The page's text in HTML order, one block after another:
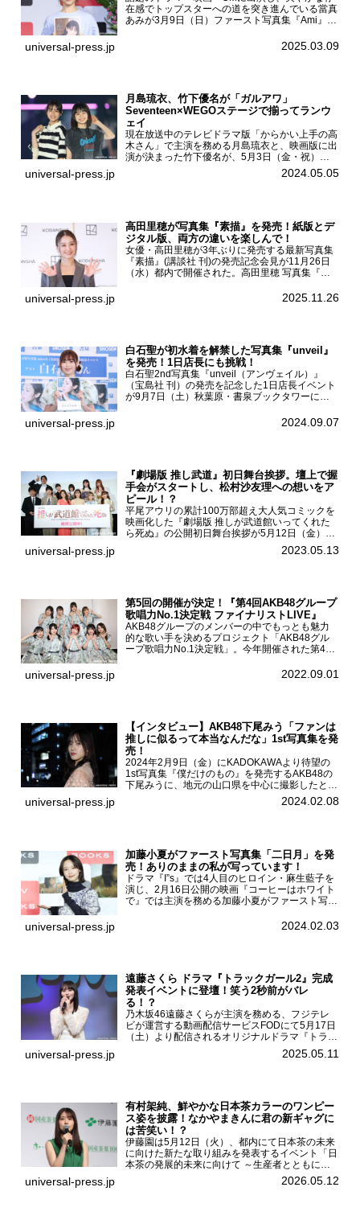
在感でトップスターへの道を突き進んでいる當真
あみが3月9日（日）ファースト写真集『Ami』
BOOKS SHIBUYAで開催した。當真あみファース
universal-press.jp 2025.03.09
月島琉衣、竹下優名が「ガルアワ」
Seventeen×WEGOステージで揃ってランウ
ェイ
現在放送中のテレビドラマ版「からかい上手の高
木さん」で主演を務める月島琉衣と、映画版に出
演が決まった竹下優名が、5月3日（金・祝）東
京・国立代々木競技場第一体育館で開催されたフ
ァッション&音楽イベント『Rakuten GirlsAward
universal-press.jp 2024.05.05
高田里穂が写真集『素描』を発売！紙版とデ
ジタル版、両方の違いを楽しんで！
女優・高田里穂が3年ぶりに発売する最新写真集
『素描』(講談社 刊)の発売記念会見が11月26日
（水）都内で開催された。高田里穂 写真集『素
あなたです』(読売テレビ)に出演するなど女優と
universal-press.jp 2025.11.26
白石聖が初水着を解禁した写真集『unveil』
を発売！1日店長にも挑戦！
白石聖2nd写真集『unveil（アンヴェイル）』
（宝島社 刊）の発売を記念した1日店長イベント
が9月7日（土）秋葉原・書泉ブックタワーにて
を記念し1日店長イベントを開催した本写真集は
universal-press.jp 2024.09.07
『劇場版 推し武道』初日舞台挨拶。壇上で握
手会がスタートし、松村沙友理への想いをア
ピール！？
平尾アウリの累計100万部超え大人気コミックを
映画化した『劇場版 推しが武道館いってくれた
ら死ぬ』の公開初日舞台挨拶が5月12日（金）新
宿バルト9で開催され、出演者の松村沙友理、中
村里帆、MOMO(@onefive)、KANO(@onefi...
universal-press.jp 2023.05.13
第5回の開催が決定！『第4回AKB48グループ
歌唱力No.1決定戦 ファイナリストLIVE』
AKB48グループのメンバーの中でもっとも魅力
的な歌い手を決めるプロジェクト「AKB48グル
ープ歌唱力No.1決定戦」。今年開催された第4回
る一夜限りのライブイベント「ファイナリスト
universal-press.jp 2022.09.01
【インタビュー】AKB48下尾みう「ファンは
推しに似るって本当なんだな」1st写真集を発
売！
2024年2月9日（金）にKADOKAWAより待望の
1st写真集『僕だけのもの』を発売するAKB48の
下尾みうに、地元の山口県を中心に撮影したとい
う今回の写真集についてインタビューをお願いし
た。1st写真集『僕だけのもの』を発売する
universal-press.jp 2024.02.08
加藤小夏がファースト写真集「二日月」を発
売！ありのままの私が写っています！
ドラマ『I”s』では4人目のヒロイン・麻生藍子を
演じ、2月16日公開の映画『コーヒーはホワイト
で』では主演を務める加藤小夏がファースト写真
記念イベントをHMV＆BOOKS SHIBUYAで開催
universal-press.jp 2024.02.03
遠藤さくら ドラマ『トラックガール2』完成
発表イベントに登壇！笑う2秒前がバレ
る！？
乃木坂46遠藤さくらが主演を務める、フジテレ
ビが運営する動画配信サービスFODにて5月17日
（土）より配信されるオリジナルドラマ『トラッ
クガール2』の完成発表イベントが５月10日
（土）都内で開催された。FODドラマ『トラック
universal-press.jp 2025.05.11
有村架純、鮮やかな日本茶カラーのワンピー
ス姿を披露！なかやまきんに君の新ギャグに
は苦笑い！？
伊藤園は5月12日（火）、都内にて日本茶の未来
に向けた新たな取り組みを発表するイベント「日
本茶の発展的未来に向けて ～生産者とともに。
日本茶を世界へ～」を開催。イベントには伊藤園
のCMキャラクターを務める有村架純、伊藤園よ
universal-press.jp 2026.05.12